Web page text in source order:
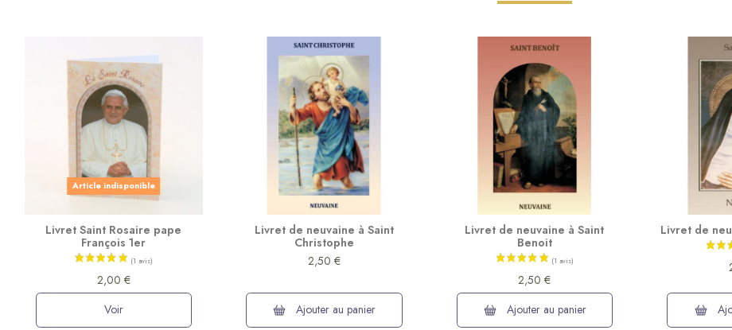
Article indisponible
Livret Saint Rosaire pape
François 1er
2,00 €
Voir
Livret de neuvaine à Saint
Christophe
2,50 €
Ajouter au panier
Livret de neuvaine à Saint
Benoit
2,50 €
Ajouter au panier
Livret de